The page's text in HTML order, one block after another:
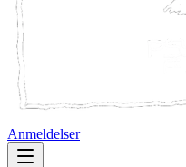
Anmeldelser